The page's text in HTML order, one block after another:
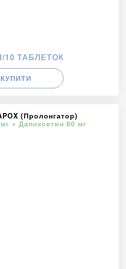
10 ТАБЛЕТОК
КУПИТИ
(Пролонгатор)
+ Дапоксетин 60 мг